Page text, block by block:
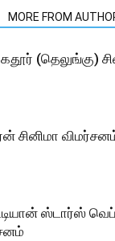
MORE FROM
(தெலுங்கு)
சினிமா
ஸ்டார்ஸ்